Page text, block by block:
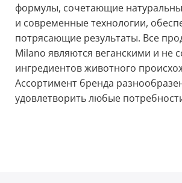
формулы, сочетающие
и современные технологии,
потрясающие результаты. Все
Milano являются веганскими и не
ингредиентов животного
Ассортимент бренда
удовлетворить любые